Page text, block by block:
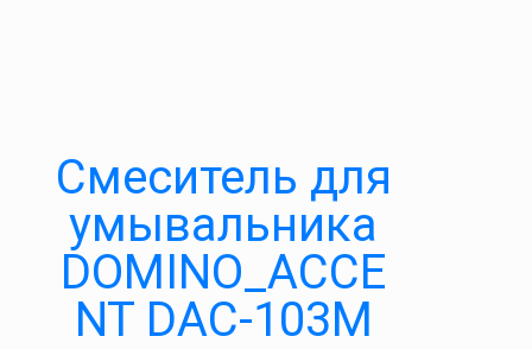
Cмеситель для
умывальника
DOMINO_ACCE
NT DAC-103M